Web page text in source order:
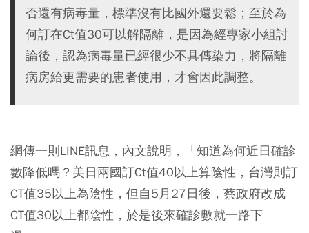
否還有病毒量，標準沒有比國外還要鬆；至於為
何訂在Ct值30可以解隔離，是因為經專家小組討
論後，認為病毒量已經很少不具傳染力，將隔離
病房給更需要的患者使用，才會因此調整。
網傳一則LINE訊息，內文說明，「知道為何近日確診
數降低嗎？美日兩國訂Ct值40以上算陰性，台灣則訂
CT值35以上為陰性，但自5月27日後，蔡政府改成
CT值30以上都陰性，於是後來確診數就一路下